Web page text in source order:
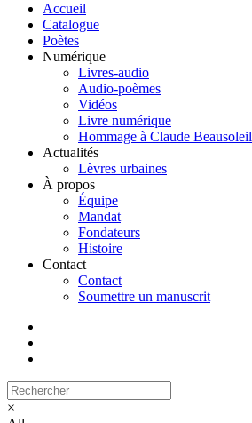
Accueil
Catalogue
Poètes
Numérique
Livres-audio
Audio-poèmes
Vidéos
Livre numérique
Hommage à Claude Beausoleil
Actualités
Lèvres urbaines
À propos
Équipe
Mandat
Fondateurs
Histoire
Contact
Contact
Soumettre un manuscrit
×